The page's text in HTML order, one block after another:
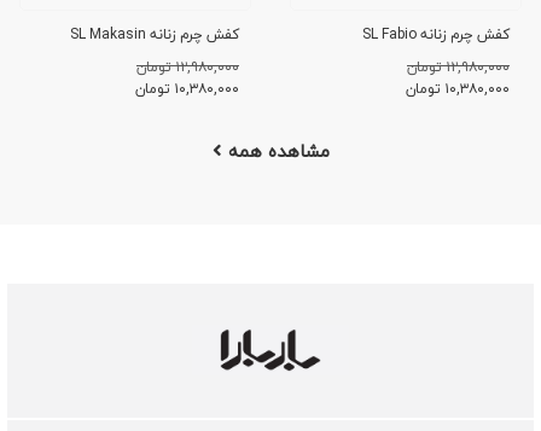
کفش چرم زنانه SL Fabio
۱۲,۹۸۰,۰۰۰ تومان
۱۰,۳۸۰,۰۰۰ تومان
کفش چرم زنانه SL Makasin
۱۲,۹۸۰,۰۰۰ تومان
۱۰,۳۸۰,۰۰۰ تومان
مشاهده همه